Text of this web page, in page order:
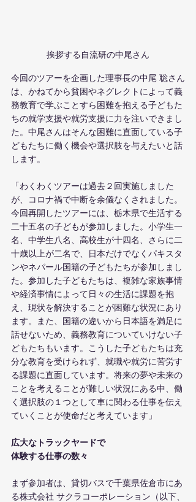
挨拶する自流研の中尾さん
今回のツアーを企画した理事長の中尾 聡さん
は、かねてから貧困やネグレクトによって義
務教育で学ぶことすら困難を抱える子どもた
ちの就学支援や就労支援に力を注いできまし
た。中尾さんはそんな困難に直面している子
どもたちに働く機会や選択肢を与えたいと話
します。
「わくわくツアーは過去２回実施しました
が、コロナ禍で中断を余儀なくされました。
今回再開したツアーには、栃木県で生活する
二十五名の子どもが参加しました。小学生一
名、中学生八名、高校生が十四名、さらに二
十歳以上が二名で、日本だけでなくパキスタ
ンやネパール国籍の子どもたちが参加しまし
た。参加した子どもたちは、複雑な家族事情
や経済事情によって日々の生活に課題を抱
え、現状を解決することが困難な状況にあり
ます。また、国籍の違いから日本語を満足に
話せないため、義務教育についていけない子
どもたちもいます。こうした子どもたちは充
分な教育を受けられず、就職や就労に苦労す
る課題に直面しています。将来の夢や未来の
ことを考えることが難しい状況にある中、働
く選択肢の１つとして車に関わる仕事を伝え
ていくことが使命だと考えています」
広大なトラックヤードで
体験する仕事の数々
まず参加者は、貸切バスで千葉県佐倉市にあ
る株式会社 サクラコーポレーション（以下、